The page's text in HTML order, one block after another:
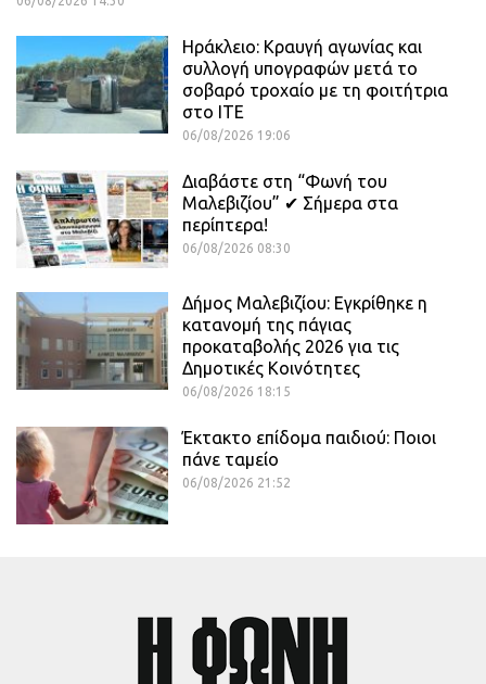
Ηράκλειο: Κραυγή αγωνίας και
συλλογή υπογραφών μετά το
σοβαρό τροχαίο με τη φοιτήτρια
στο ΙΤΕ
06/08/2026 19:06
Διαβάστε στη “Φωνή του
Μαλεβιζίου” ✔ Σήμερα στα
περίπτερα!
06/08/2026 08:30
Δήμος Μαλεβιζίου: Εγκρίθηκε η
κατανομή της πάγιας
προκαταβολής 2026 για τις
Δημοτικές Κοινότητες
06/08/2026 18:15
Έκτακτο επίδομα παιδιού: Ποιοι
πάνε ταμείο
06/08/2026 21:52